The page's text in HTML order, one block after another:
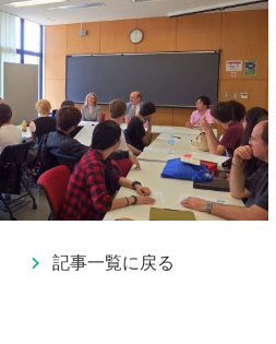
記事一覧に戻る